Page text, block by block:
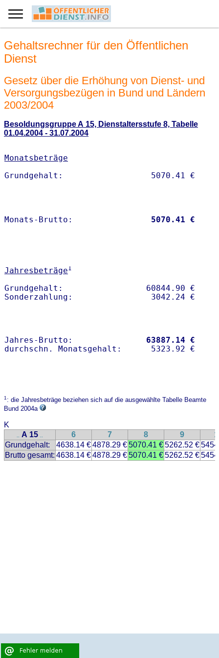
Gehaltsrechner für den Öffentlichen
Dienst
Gesetz über die Erhöhung von Dienst- und
Versorgungsbezügen in Bund und Ländern
2003/2004
Besoldungsgruppe A 15, Dienstaltersstufe 8, Tabelle
01.04.2004 - 31.07.2004
Monatsbeträge
Monats-Brutto: 5070.41 €
Jahresbeträge1
Grundgehalt:                 60844.90 €
Jahres-Brutto: 63887.14 €
1: die Jahresbeträge beziehen sich auf die ausgewählte Tabelle Beamte
Bund 2004a
K
.. A 15 .. 6 7 8 9
Grundgehalt:
4638.14 €4878.29 €5070.41 €5262.52 €
Brutto gesamt: 4638.14 €4878.29 €5070.41 €5262.52 €